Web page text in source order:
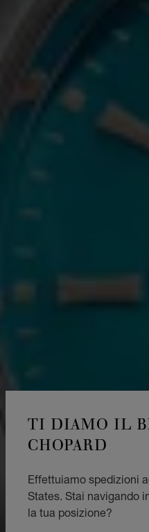
TI DIAMO IL
CHOPARD
Effettuiamo spedizioni
States. Stai navigando
la tua posizione?